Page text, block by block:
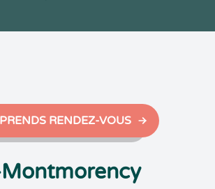
RENDEZ-VOUS